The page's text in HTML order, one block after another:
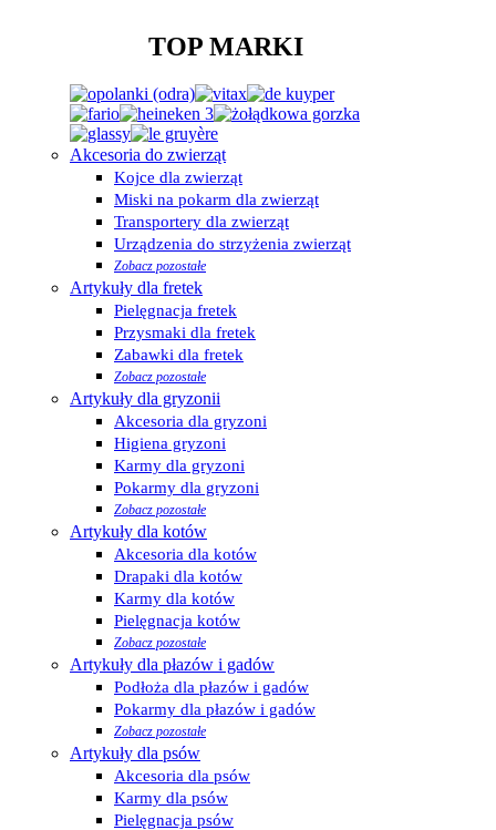
TOP MARKI
Akcesoria do zwierząt
Kojce dla zwierząt
Miski na pokarm dla zwierząt
Transportery dla zwierząt
Urządzenia do strzyżenia zwierząt
Zobacz pozostałe
Artykuły dla fretek
Pielęgnacja fretek
Przysmaki dla fretek
Zabawki dla fretek
Zobacz pozostałe
Artykuły dla gryzonii
Akcesoria dla gryzoni
Higiena gryzoni
Karmy dla gryzoni
Pokarmy dla gryzoni
Zobacz pozostałe
Artykuły dla kotów
Akcesoria dla kotów
Drapaki dla kotów
Karmy dla kotów
Pielęgnacja kotów
Zobacz pozostałe
Artykuły dla płazów i gadów
Podłoża dla płazów i gadów
Pokarmy dla płazów i gadów
Zobacz pozostałe
Artykuły dla psów
Akcesoria dla psów
Karmy dla psów
Pielęgnacja psów